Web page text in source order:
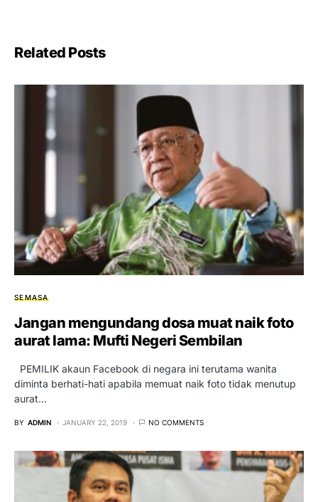
Related Posts
SEMASA
Jangan mengundang dosa muat naik foto
aurat lama: Mufti Negeri Sembilan
PEMILIK akaun Facebook di negara ini terutama wanita
diminta berhati-hati apabila memuat naik foto tidak menutup
aurat…
BY ADMIN JANUARY 22, 2019 NO COMMENTS